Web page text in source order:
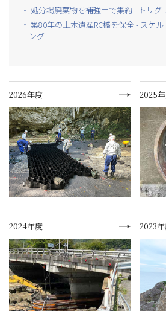
・ 処分場廃棄物を補強土で集約 - トリグ
・ 築80年の土木遺産RC橋を保全 - スケ
ング -
2026年度 2025
2024年度 2023